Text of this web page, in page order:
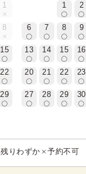
1
8
15
22
29
1
2
6 7 8 9
13 14 15 16
20 21 22 23
27 28 29 30
残りわずか 予約不可